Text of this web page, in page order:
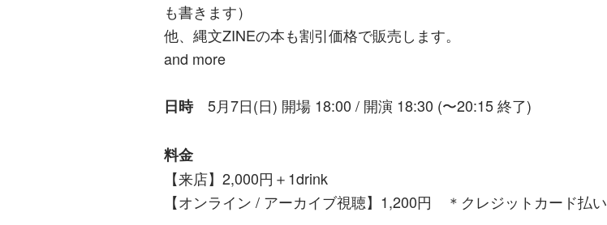
も書きます）
他、縄文ZINEの本も割引価格で販売します。
and more
日時5月7日(日) 開場 18:00 / 開演 18:30 (〜20:15 終了)
料金
【来店】2,000円＋1drink
【オンライン / アーカイブ視聴】1,200円 ＊クレジットカード払い